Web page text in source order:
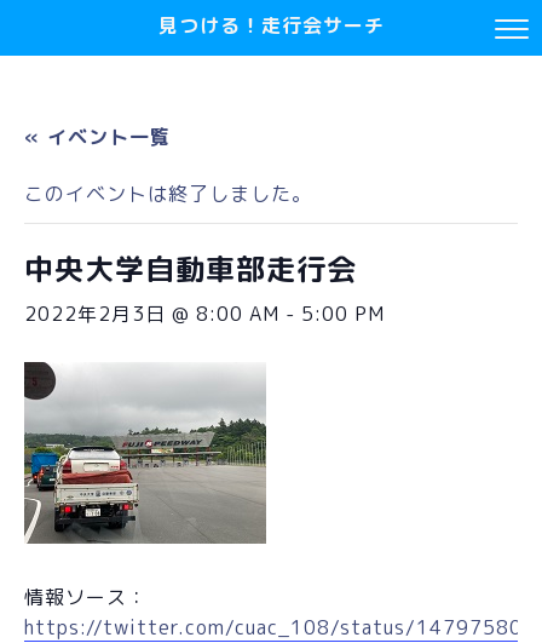
見つける！走行会サーチ
« イベント一覧
このイベントは終了しました。
中央大学自動車部走行会
2022年2月3日 @ 8:00 AM - 5:00 PM
情報ソース：
https://twitter.com/cuac_108/status/